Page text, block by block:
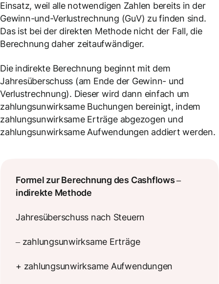
Einsatz, weil alle notwendigen Zahlen bereits in der
Gewinn-und-Verlustrechnung (GuV) zu finden sind.
Das ist bei der direkten Methode nicht der Fall, die
Berechnung daher zeitaufwändiger.
Die indirekte Berechnung beginnt mit dem
Jahresüberschuss (am Ende der Gewinn- und
Verlustrechnung). Dieser wird dann einfach um
zahlungsunwirksame Buchungen bereinigt, indem
zahlungsunwirksame Erträge abgezogen und
zahlungsunwirksame Aufwendungen addiert werden.
Formel zur Berechnung des Cashflows –
indirekte Methode
Jahresüberschuss nach Steuern
– zahlungsunwirksame Erträge
+ zahlungsunwirksame Aufwendungen